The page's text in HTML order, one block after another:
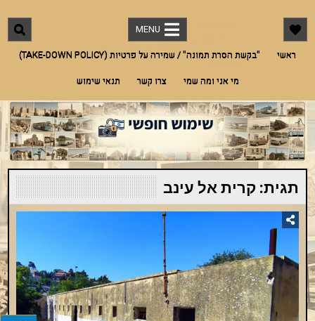
content
"שימוש חופשי"
מאגר תמונות חינמי לתמונות מארץ ישראל אך לא רק. אדריכלות, היסטוריה, מורשת,
בעלי חיים, טבע ועוד
MENU
ראשי
"בקשת הסרת תמונה" / שמירה על פרטיות (TAKE-DOWN POLICY)
מי אני ומה שמי
צרו קשר תנאי שימוש
תגית:קרית אל עינב